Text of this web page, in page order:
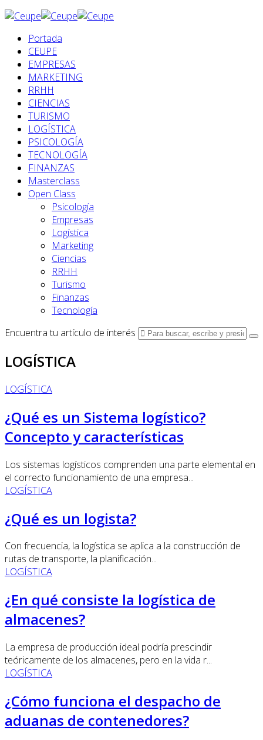
Portada
CEUPE
EMPRESAS
MARKETING
RRHH
CIENCIAS
TURISMO
LOGÍSTICA
PSICOLOGÍA
TECNOLOGÍA
FINANZAS
Masterclass
Open Class
Psicología
Empresas
Logística
Marketing
Ciencias
RRHH
Turismo
Finanzas
Tecnología
Encuentra tu artículo de interés
LOGÍSTICA
LOGÍSTICA
¿Qué es un Sistema logístico?
Concepto y características
Los sistemas logísticos comprenden una parte elemental en
el correcto funcionamiento de una empresa...
LOGÍSTICA
¿Qué es un logista?
Con frecuencia, la logística se aplica a la construcción de
rutas de transporte, la planificación...
LOGÍSTICA
¿En qué consiste la logística de
almacenes?
La empresa de producción ideal podría prescindir
teóricamente de los almacenes, pero en la vida r...
LOGÍSTICA
¿Cómo funciona el despacho de
aduanas de contenedores?